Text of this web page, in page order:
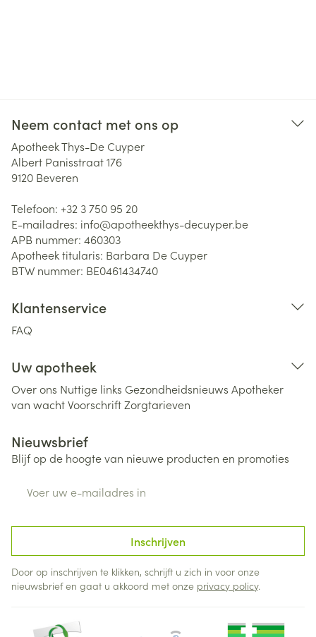
Neem contact met ons op
Apotheek Thys-De Cuyper
Albert Panisstraat 176
9120 Beveren
Telefoon: +32 3 750 95 20
E-mailadres: info@apotheekthys-decuyper.be
APB nummer: 460303
Apotheek titularis: Barbara De Cuyper
BTW nummer: BE0461434740
Klantenservice
FAQ
Uw apotheek
Over ons Nuttige links Gezondheidsnieuws Apotheker
van wachtVoorschriftZorgtarieven
Nieuwsbrief
Blijf op de hoogte van nieuwe producten en promoties
Inschrijven
Door op inschrijven te klikken, schrijft u zich in voor onze
nieuwsbrief en gaat u akkoord met onze privacy policy.